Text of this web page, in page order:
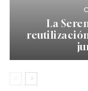
La
reutilización